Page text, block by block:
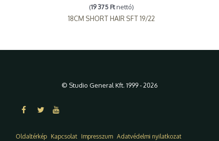
(19 375 Ftnettó)
18CM SHORT HAIR SFT 19/22
© Studio General Kft. 1999 - 2026
Oldaltérkép Kapcsolat Impresszum Adatvédelmi nyilatkozat